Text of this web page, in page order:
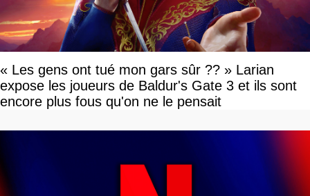
« Les gens ont tué mon gars sûr ?? » Larian
expose les joueurs de Baldur's Gate 3 et ils sont
encore plus fous qu'on ne le pensait